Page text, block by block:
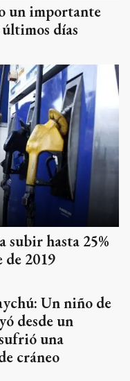
un importante
días
subir hasta 25%
2019
Un niño de
desde un
una
cráneo